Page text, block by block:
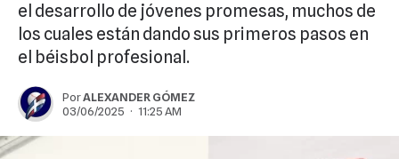
el desarrollo de jóvenes promesas, muchos de
los cuales están dando sus primeros pasos en
el béisbol profesional.
PorALEXANDER GÓMEZ
03/06/2025 · 11:25 AM